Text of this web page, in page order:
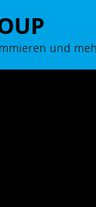
und